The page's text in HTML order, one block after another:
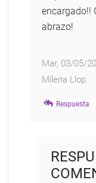
encargado!!
abrazo!
Mar, 03/05/
Milena Llop
por
OMAR
Respuesta